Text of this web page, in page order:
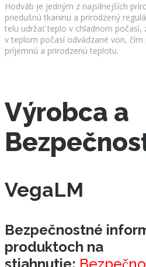
Hodváb je jedným z najsilnejších
priedušnú tkaninu a prirodzený
telu udržať teplo v chladnom
v teplom počasí odvádzané von,
príjemnú a prirodzenú teplotu.
Výrobca a
VegaLM
Bezpečnostné
produktoch na